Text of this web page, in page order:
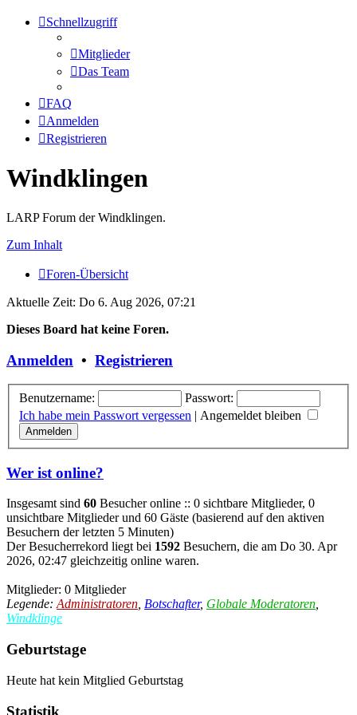
Schnellzugriff
Mitglieder
Das Team
FAQ
Anmelden
Registrieren
Windklingen
LARP Forum der Windklingen.
Zum Inhalt
Foren-Übersicht
Aktuelle Zeit: Do 6. Aug 2026, 07:21
Dieses Board hat keine Foren.
Anmelden • Registrieren
Benutzername:
Passwort:
Ich habe mein Passwort vergessen | Angemeldet bleiben
Wer ist online?
Insgesamt sind 60 Besucher online :: 0 sichtbare Mitglieder, 0
unsichtbare Mitglieder und 60 Gäste (basierend auf den aktiven
Besuchern der letzten 5 Minuten)
Der Besucherrekord liegt bei 1592 Besuchern, die am Do 30. Apr
2026, 02:47 gleichzeitig online waren.
Mitglieder: 0 Mitglieder
Legende: Administratoren Botschafter, Globale Moderatoren
Windklinge
Geburtstage
Heute hat kein Mitglied Geburtstag
Statistik